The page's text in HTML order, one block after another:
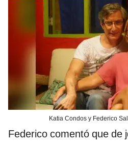
Katia Condos y Federico
Federico comentó que de